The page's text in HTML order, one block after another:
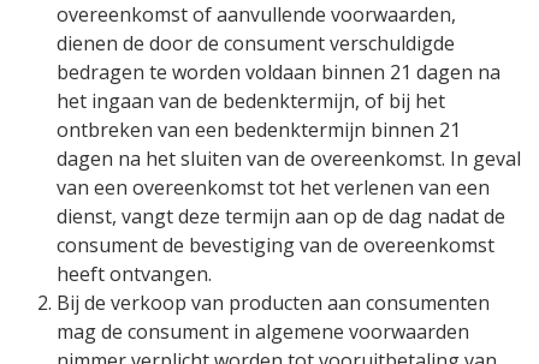
overeenkomst of aanvullende voorwaarden,
dienen de door de consument verschuldigde
bedragen te worden voldaan binnen 21 dagen na
het ingaan van de bedenktermijn, of bij het
ontbreken van een bedenktermijn binnen 21
dagen na het sluiten van de overeenkomst. In geval
van een overeenkomst tot het verlenen van een
dienst, vangt deze termijn aan op de dag nadat de
consument de bevestiging van de overeenkomst
heeft ontvangen.
Bij de verkoop van producten aan consumenten
mag de consument in algemene voorwaarden